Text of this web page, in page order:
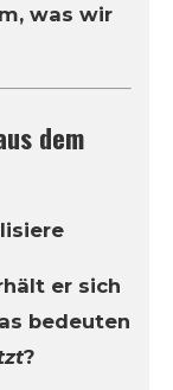
was wir
dem
er sich
bedeuten
?